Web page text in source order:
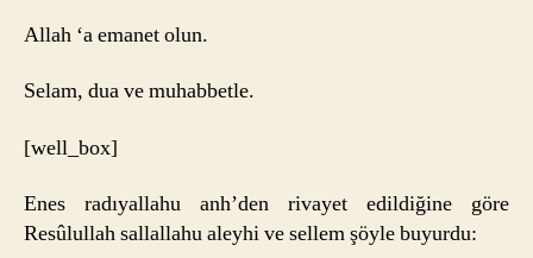
Allah ‘a emanet olun.
Selam, dua ve muhabbetle.
[well_box]
Enes radıyallahu anh’den rivayet edildiğine göre
Resûlullah sallallahu aleyhi ve sellem şöyle buyurdu: